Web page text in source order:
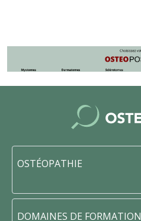
OSTÉOPATHIE
DOMAINES DE FORMATION